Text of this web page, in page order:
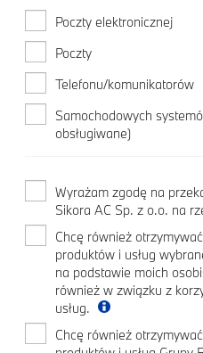
Poczty elektronicznej
Poczty
Telefonu/komunikatorów
Samochodowych
obsługiwane)
Wyrażam zgodę na
Sikora AC Sp. z o.o. na
Chcę również
produktów i usług
na podstawie moich
również w związku z
usług.
Chcę również